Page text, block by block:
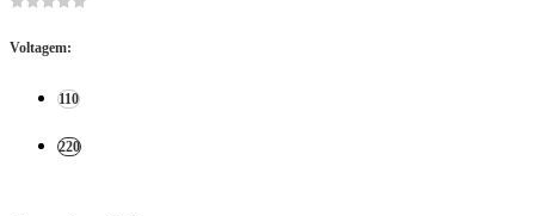
Voltagem:
110
220